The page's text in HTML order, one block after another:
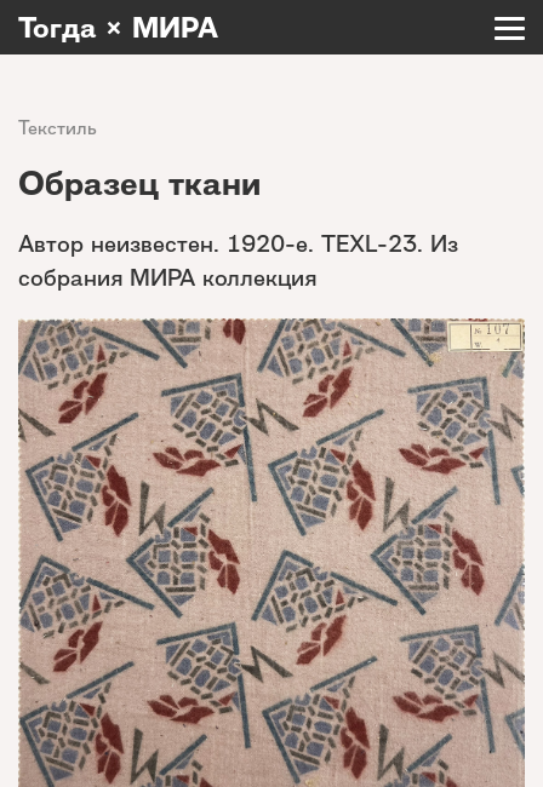
Тогда × МИРА
Текстиль
Образец ткани
Автор неизвестен. 1920-е. TEXL-23. Из
собрания МИРА коллекция